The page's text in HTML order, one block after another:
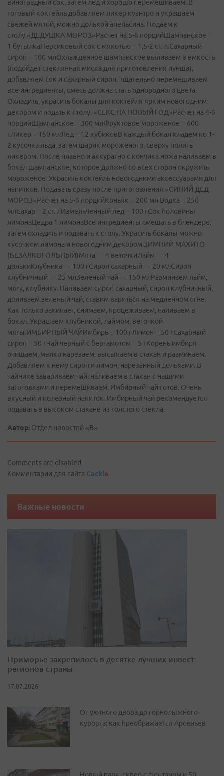
виноградный сок, затем лед и хорошо перемешиваем. В
готовый коктейль добавляем ликер куантро и украшаем
свежей мятой, можно долькой апельсина. Подаем к
столу.«ДЕДУШКА МОРОЗ»Расчет на 5-6 порцийШампанское –
1 бутылкаПерсиковый сок с мякотью – 1,5-2 ст. л.Сахарный
сироп – 100 млОхлажденное шампанское выливаем в емкость
(подойдет стеклянная миска для приготовления пунша),
добавляем сок и сахарный сироп. Тщательно перемешиваем
все ингредиенты, смесь должна стать однородного цвета.
Охладить, украсить бокалы для коктейля ярким новогодним
декором и подать к столу. «СЕКС НА НОВЫЙ ГОД»Расчет на 4-6
порцийШампанское – 300 млФруктовое мороженое – 600
гЛикер – 150 млЛед – 12 кубиковВ каждый бокал кладем по 1-
2 кусочка льда, затем шарик мороженого, сверху полить
ликером. После плавно и аккуратно с кончика ножа наливаем в
бокал шампанское, которое должно со всех сторон окружить
мороженое. Украсить коктейль новогодними аксессуарами для
напитков. Подавать сразу после приготовления.«СИНИЙ ДЕД
МОРОЗ»Расчет на 5-6 порцийКоньяк – 200 мл Водка – 250
млСахар – 2 ст. лИзмельченный лед – 100 гСок половины
лимонаЦедра 1 лимонаВсе ингредиенты смешать в блендере,
затем охладить и подавать к столу. Украсить бокалы можно
кусочком лимона и новогодним декором.ЗИМНИЙ МАХИТО
(БЕЗАЛКОГОЛЬНЫЙ)Мята — 4 веточкиЛайм — 4
долькиКлубника — 100 гСироп сахарный — 20 млСироп
клубничный — 25 млЗеленый чай — 150 млРазминаем лайм,
мяту, клубнику. Наливаем сироп сахарный, сироп клубничный,
доливаем зеленый чай, ставим вариться на медленном огне.
Как только закипает, снимаем, процеживаем, наливаем в
бокал. Украшаем клубникой, лаймом, веточкой
мяты.ИМБИРНЫЙ ЧАЙИмбирь – 100 гЛимон – 50 гСахарный
сироп – 50 гЧай черный с бергамотом – 5 гКорень имбиря
очищаем, мелко нарезаем, высыпаем в стакан и разминаем.
Добавляем к нему сироп и лимон, нарезанный дольками. В
чайнике завариваем чай, наливаем в стакан с нашими
заготовками и перемешиваем. Имбирный чай готов. Очень
вкусный и полезный напиток. Имбирный чай рекомендуется
подавать в высоком стакане из толстого стекла.
Автор: Отдел новостей «В»
Comments are disabled
Комментарии для сайта Cackle
Важные новости
Приморье закрепилось в десятке лучших инвест-
регионов страны
17.07.2026
От уютного двора до горнолыжного
курорта: как преображается Арсеньев